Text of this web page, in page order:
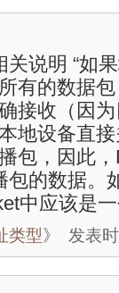
说明 “如
有的数据
接收（因
地设备直
包，因此
包的数据。
中应该是
类型》 发表